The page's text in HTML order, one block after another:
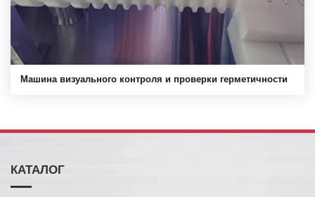
Машина визуального контроля и проверки герметичности
КАТАЛОГ